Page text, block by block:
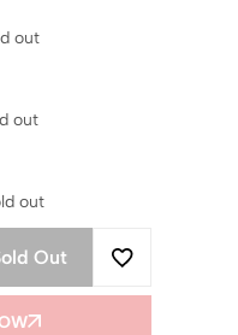
out
out
out
Out